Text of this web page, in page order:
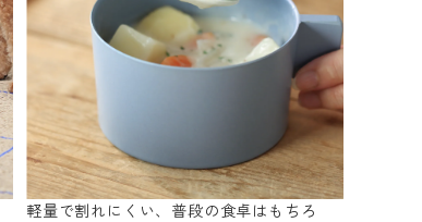
軽量で割れにくい、普段の食卓はもちろ